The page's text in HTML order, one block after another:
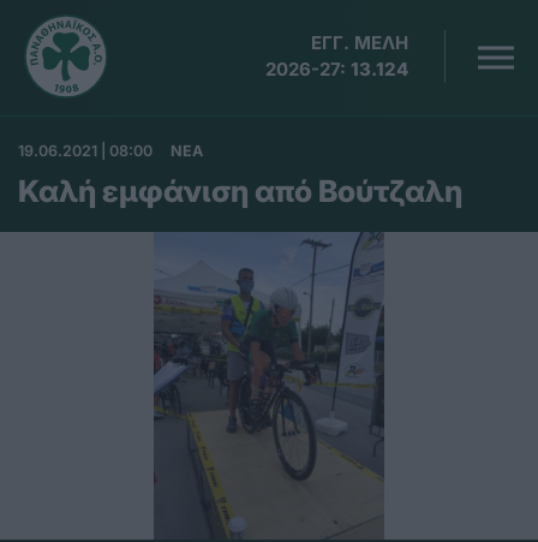
ΕΓΓ. ΜΕΛΗ
2026-27: 13.124
19.06.2021 | 08:00 ΝΕΑ
Καλή εμφάνιση από Βούτζαλη